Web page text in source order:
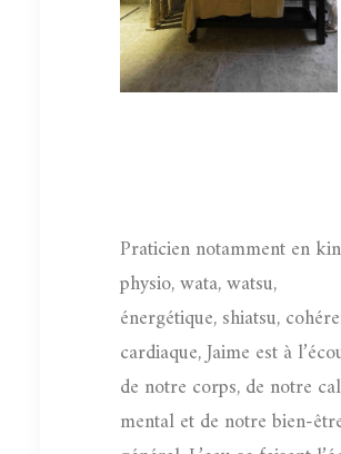
Praticien notamment en
physio, wata, watsu,
énergétique, shiatsu,
cardiaque, Jaime est à
de notre corps, de notre
mental et de notre bien-